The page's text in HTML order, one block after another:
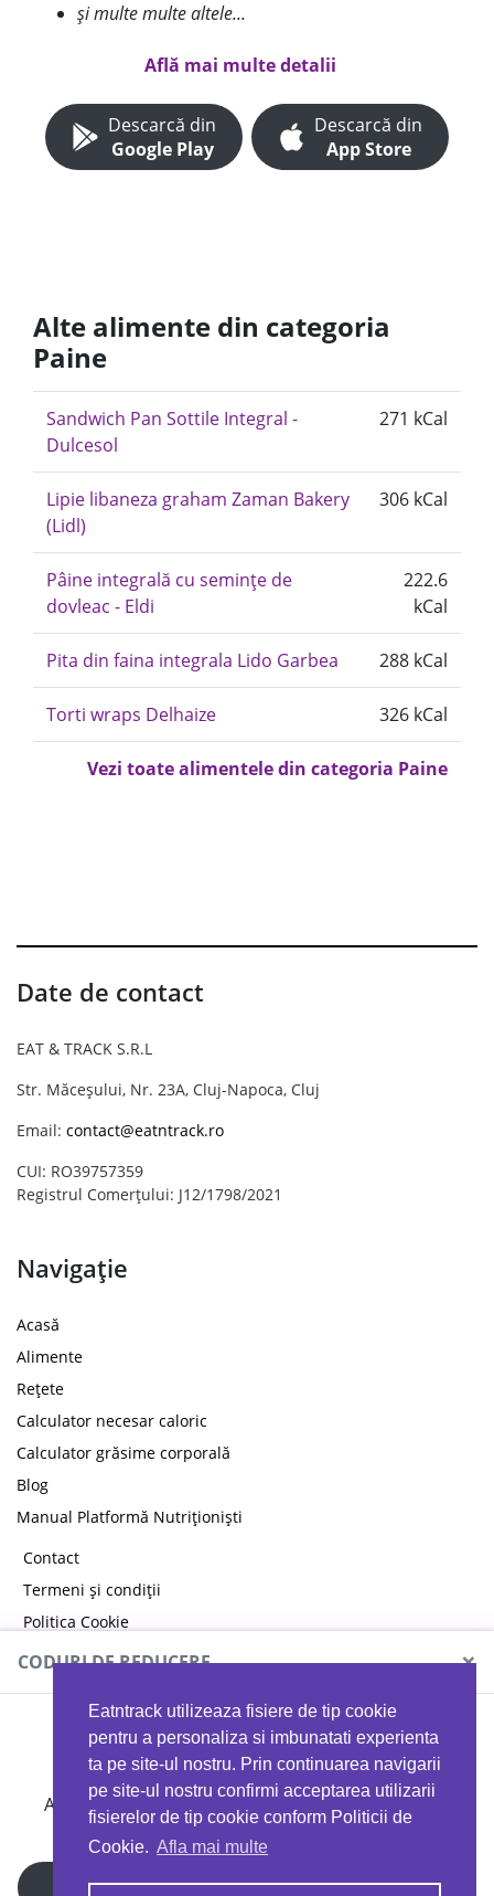
Eatntrack utilizeaza fisiere de tip cookie
pentru a personaliza si imbunatati experienta
ta pe site-ul nostru. Prin continuarea navigarii
pe site-ul nostru confirmi acceptarea utilizarii
fisierelor de tip cookie conform Politicii de
Cookie. Afla mai multe
și multe multe altele...
Află mai multe detalii
Descarcă din
Google Play
Descarcă din
App Store
Alte alimente din categoria
Paine
Sandwich Pan Sottile Integral -
Dulcesol
271 kCal
Lipie libaneza graham Zaman Bakery
(Lidl)
306 kCal
Pâine integrală cu semințe de
dovleac - Eldi
222.6
kCal
Pita din faina integrala Lido Garbea 288 kCal
Torti wraps Delhaize 326 kCal
Vezi toate alimentele din categoria Paine
Date de contact
EAT & TRACK S.R.L
Str. Măceșului, Nr. 23A, Cluj-Napoca, Cluj
Email: contact@eatntrack.ro
CUI: RO39757359
Registrul Comerțului: J12/1798/2021
Navigație
Acasă
Alimente
Rețete
Calculator necesar caloric
Calculator grăsime corporală
Blog
Manual Platformă Nutriționiști
Contact
Termeni și condiții
Politica Cookie
Politica de confidențialitate
CODURI DE REDUCERE ×
MYPROTEIN
Ai 40%reducere la orice comandă folosind codul
EATTRACK
Profită acum